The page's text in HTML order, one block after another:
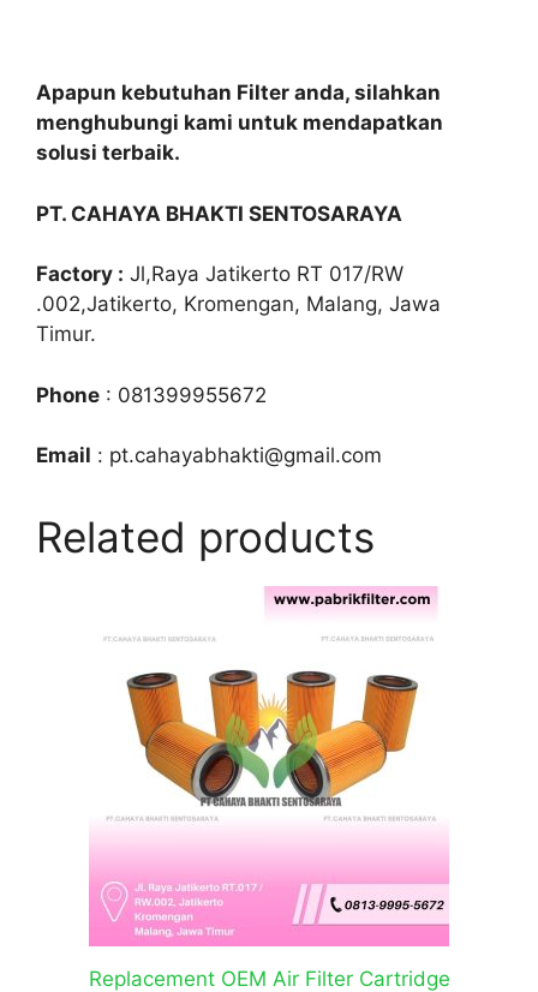
Apapun kebutuhan Filter anda, silahkan
menghubungi kami untuk mendapatkan
solusi terbaik.
PT. CAHAYA BHAKTI SENTOSARAYA
Factory : Jl,Raya Jatikerto RT 017/RW
.002,Jatikerto, Kromengan, Malang, Jawa
Timur.
Phone : 081399955672
Email : pt.cahayabhakti@gmail.com
Related products
Replacement OEM Air Filter Cartridge